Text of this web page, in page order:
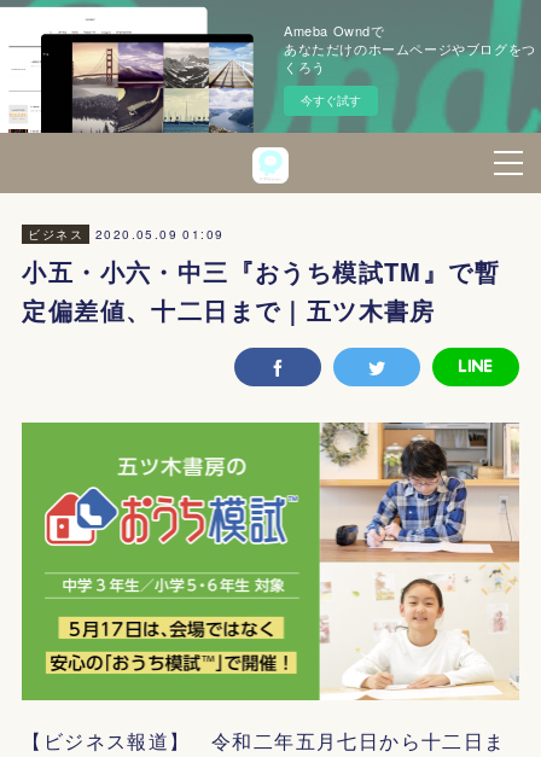
Ameba Owndで
あなただけのホームページやブログをつ
くろう
今すぐ試す
ビジネス 2020.05.09 01:09
小五・小六・中三『おうち模試TM』で暫
定偏差値、十二日まで｜五ツ木書房
【ビジネス報道】 令和二年五月七日から十二日ま